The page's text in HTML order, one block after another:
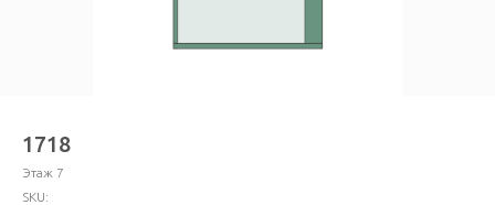
1718
Этаж 7
SKU: